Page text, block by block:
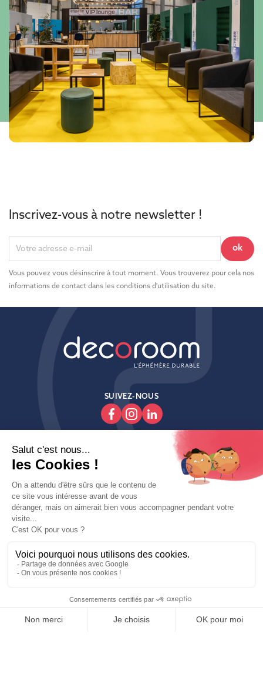
Inscrivez-vous à notre newsletter !
Vous pouvez vous désinscrire à tout moment. Vous trouverez pour cela nos
informations de contact dans les conditions d'utilisation du site.
SUIVEZ-NOUS
Produits 
Decoroom
Contactez-Nous
Copyright © fait avec ♥ par wapiti